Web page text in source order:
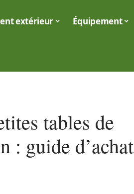
extérieur Équipement
tables de
: guide d’achat